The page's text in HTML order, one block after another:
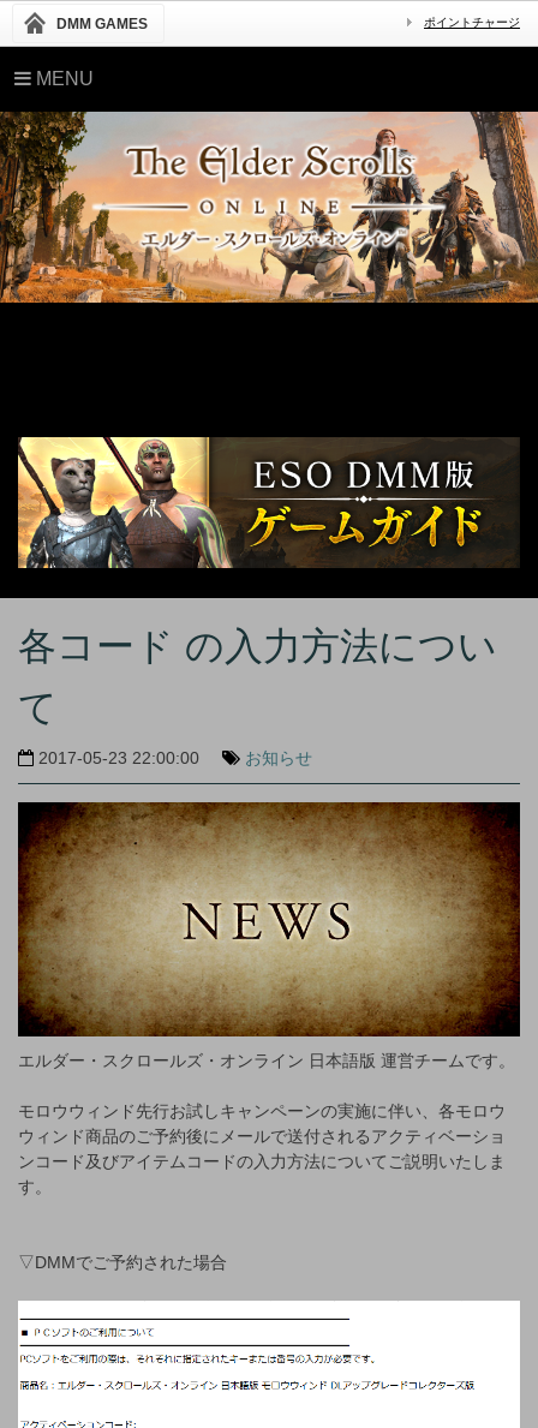
DMM GAMES ポイントチャージ
MENU
各コード の入力方法につい
て
2017-05-23 22:00:00 お知らせ
エルダー・スクロールズ・オンライン 日本語版 運営チームです。
モロウウィンド先行お試しキャンペーンの実施に伴い、各モロウ
ウィンド商品のご予約後にメールで送付されるアクティベーショ
ンコード及びアイテムコードの入力方法についてご説明いたしま
す。
▽DMMでご予約された場合